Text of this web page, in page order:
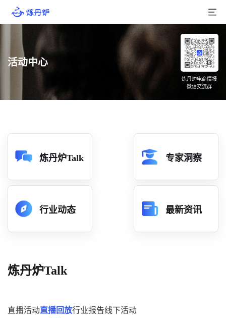
产品介绍
品牌数据
店铺数据
分析
数据中心
消费者说
活动中心
炼丹炉电商情报
微信交流群
炼丹炉Talk 专家洞察
行业动态 最新资讯
炼丹炉Talk
直播活动直播回放行业报告线下活动